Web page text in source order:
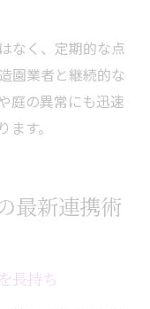
なく、定期的な点
園業者と継続的な
庭の異常にも迅速
す。
最新連携術
長持ち